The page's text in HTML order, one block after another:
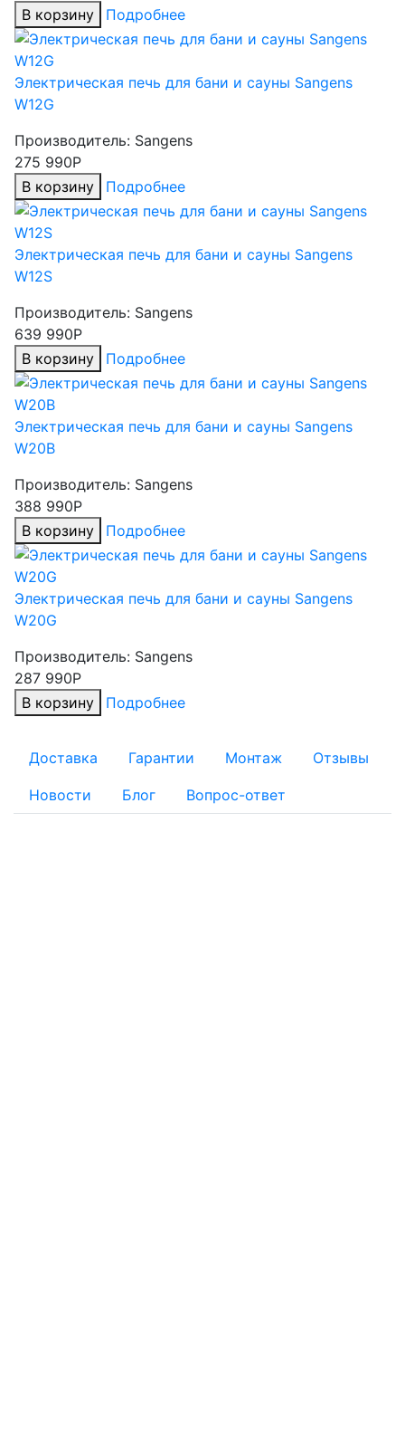
В корзину
Подробнее
Электрическая печь для бани и сауны Sangens
W12G
Производитель: Sangens
275 990Р
В корзину
Подробнее
Электрическая печь для бани и сауны Sangens
W12S
Производитель: Sangens
639 990Р
В корзину
Подробнее
Электрическая печь для бани и сауны Sangens
W20B
Производитель: Sangens
388 990Р
В корзину
Подробнее
Электрическая печь для бани и сауны Sangens
W20G
Производитель: Sangens
287 990Р
В корзину
Подробнее
Доставка Гарантии Монтаж Отзывы
Новости Блог Вопрос-ответ